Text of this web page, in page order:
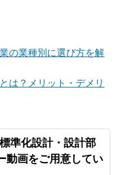
の業種別に選び方を解
は？メリット・デメリ
準化設計・設計部
動画をご用意してい